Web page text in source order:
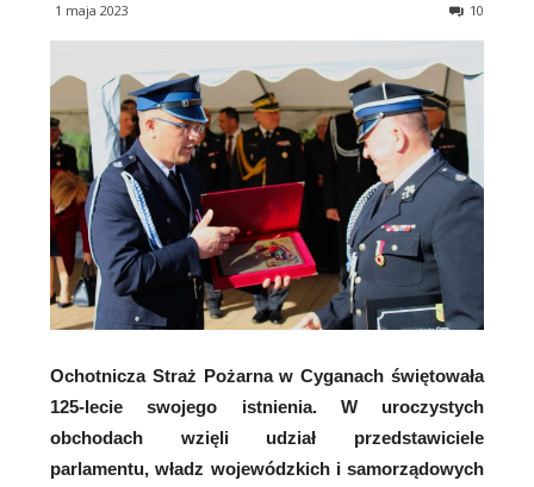
1 maja 2023 10
Ochotnicza Straż Pożarna w Cyganach świętowała
125-lecie swojego istnienia. W uroczystych
obchodach wzięli udział przedstawiciele
parlamentu, władz wojewódzkich i samorządowych